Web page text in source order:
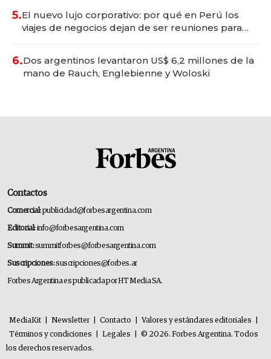
5.El nuevo lujo corporativo: por qué en Perú los
viajes de negocios dejan de ser reuniones para
6.Dos argentinos levantaron US$ 6,2 millones de la
mano de Rauch, Englebienne y Woloski
Contactos
Comercial:publicidad@forbesargentina.com
Editorial:info@forbesargentina.com
Summit:summitforbes@forbesargentina.com
Suscripciones:suscripciones@forbes.ar
Forbes Argentina es publicada por HT Media SA.
MediaKit Newsletter Contacto Valores y estándares editoriales
Términos y condiciones
Legales
© 2026. Forbes Argentina. Todos
los derechos reservados.